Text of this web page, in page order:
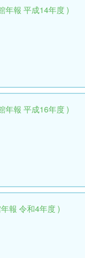
年報 平成14年度 )
年報 平成16年度 )
報 令和4年度 )